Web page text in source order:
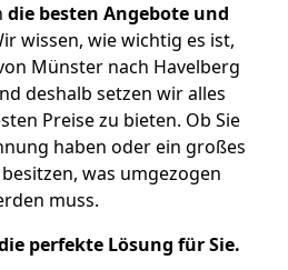
die besten Angebote und
wissen, wie wichtig es ist,
Münster nach Havelberg
deshalb setzen wir alles
Preise zu bieten. Ob Sie
haben oder ein großes
was umgezogen
muss.
perfekte Lösung für Sie.